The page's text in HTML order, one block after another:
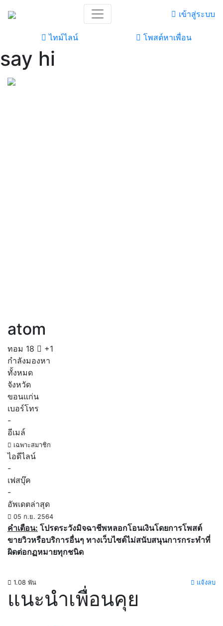
เข้าสู่ระบบ
ไทม์ไลน์ โพสต์หาเพื่อน
say hi
atom
ทอม 18
+1
กำลังมองหา
ทั้งหมด
จังหวัด
ขอนแก่น
เบอร์โทร
-
อีเมล์
เฉพาะสมาชิก
ไอดีไลน์
-
เฟสบุ๊ค
-
อัพเดตล่าสุด
05 ก.ย. 2564
คำเตือน: โปรดระวังมิจฉาชีพหลอกโอนเงินโดยการโพสต์
ขายวิวหรือบริการอื่นๆ ทางเว็บไซต์ไม่สนับสนุนการกระทำที่
ผิดต่อกฏหมายทุกชนิด
1.08 พัน แจ้งลบ
แนะนำเพื่อนคุย